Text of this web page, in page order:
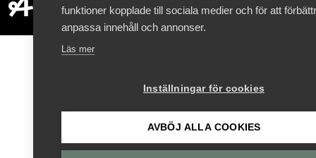
funktioner kopplade till sociala medier och för att
anpassa innehåll och annonser.
Läs mer
Inställningar för cookies
AVBÖJ ALLA COOKIES